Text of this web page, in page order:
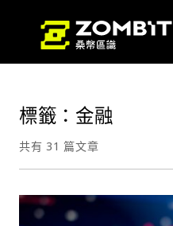
標籤：金融
共有 31 篇文章